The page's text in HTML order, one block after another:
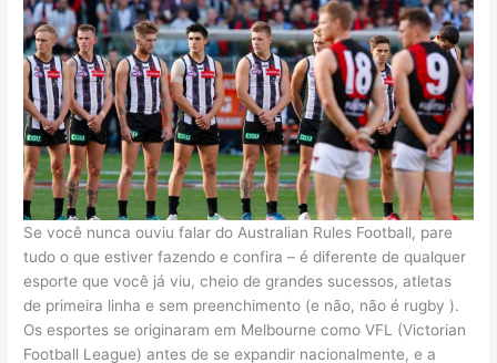
Se você nunca ouviu falar do Australian Rules Football, pare
tudo o que estiver fazendo e confira – é diferente de qualquer
esporte que você já viu, cheio de grandes sucessos, atletas
de primeira linha e sem preenchimento (e não, não é rugby ).
Os esportes se originaram em Melbourne como VFL (Victorian
Football League) antes de se expandir nacionalmente, e a